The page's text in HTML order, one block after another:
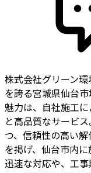
株式会社グリーン
を誇る宮城県仙台
魅力は、自社施工
と高品質なサービ
つ、信頼性の高い
を掲げ、仙台市内
迅速な対応や、工